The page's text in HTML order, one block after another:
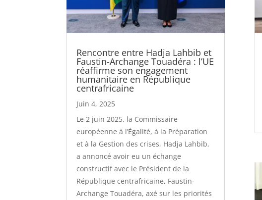
Rencontre entre Hadja Lahbib et
Faustin-Archange Touadéra : l’UE
réaffirme son engagement
humanitaire en République
centrafricaine
Juin 4, 2025
Le 2 juin 2025, la Commissaire
européenne à l’Égalité, à la Préparation
et à la Gestion des crises, Hadja Lahbib,
a annoncé avoir eu un échange
constructif avec le Président de la
République centrafricaine, Faustin-
Archange Touadéra, axé sur les priorités